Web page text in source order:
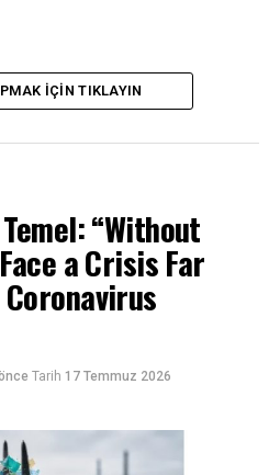
IÇIN TIKLAYIN
“Without
a Crisis Far
Tarih 17 Temmuz 2026